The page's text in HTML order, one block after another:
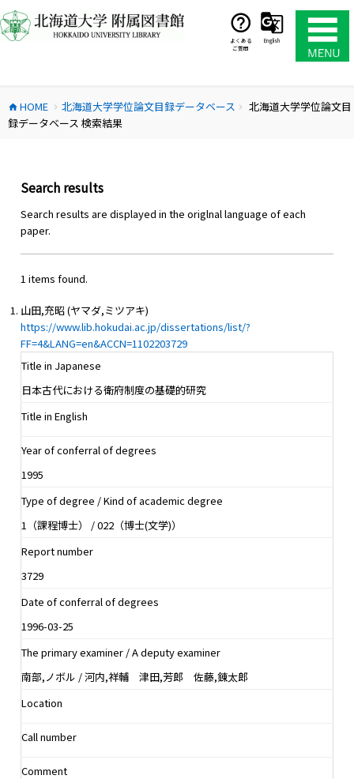
ン
テ
ス
キ
よくある
ご質問
English
home HOME chevron_right 北海道大学学位論文目録データベース chevron_right
北海道大学学位論文目
録データベース 検索結果
Search results
Search results are displayed in the origlnal language of each
paper.
1 items found.
山田,充昭 (ヤマダ,ミツアキ)
https://www.lib.hokudai.ac.jp/dissertations/list/?
FF=4&LANG=en&ACCN=1102203729
Title in Japanese
日本古代における衛府制度の基礎的研究
Title in English
Year of conferral of degrees
1995
Type of degree / Kind of academic degree
1（課程博士） / 022（博士(文学)）
Report number
3729
Date of conferral of degrees
1996-03-25
The primary examiner / A deputy examiner
南部,ノボル / 河内,祥輔 津田,芳郎 佐藤,錬太郎
Location
Call number
Comment